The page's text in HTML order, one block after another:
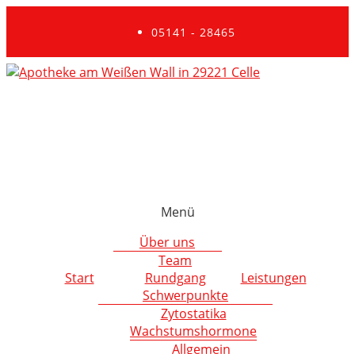
05141 - 28465
Menü
Start
Über uns
Team
Rundgang
Leistungen
Schwerpunkte
Zytostatika
Wachstumshormone
Allgemein